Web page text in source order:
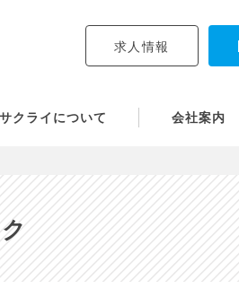
求人情報
クライについて 会社案内